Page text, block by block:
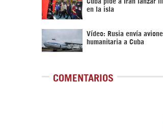
en la isla
Vídeo: Rusia envía
humanitaria a Cuba
COMENTARIOS